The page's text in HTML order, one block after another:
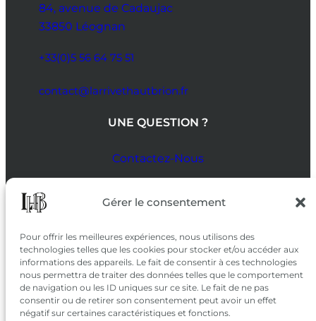
Gérer le consentement
Pour offrir les meilleures expériences, nous utilisons des
technologies telles que les cookies pour stocker et/ou accéder aux
informations des appareils. Le fait de consentir à ces technologies
nous permettra de traiter des données telles que le comportement
de navigation ou les ID uniques sur ce site. Le fait de ne pas
consentir ou de retirer son consentement peut avoir un effet
négatif sur certaines caractéristiques et fonctions.
84, avenue de Cadaujac
33850 Léognan
+33(0)5 56 64 75 51
contact@larrivethautbrion.fr
UNE QUESTION ?
Contactez-Nous
SUIVEZ-NOUS
SUR LES RÉSEAUX